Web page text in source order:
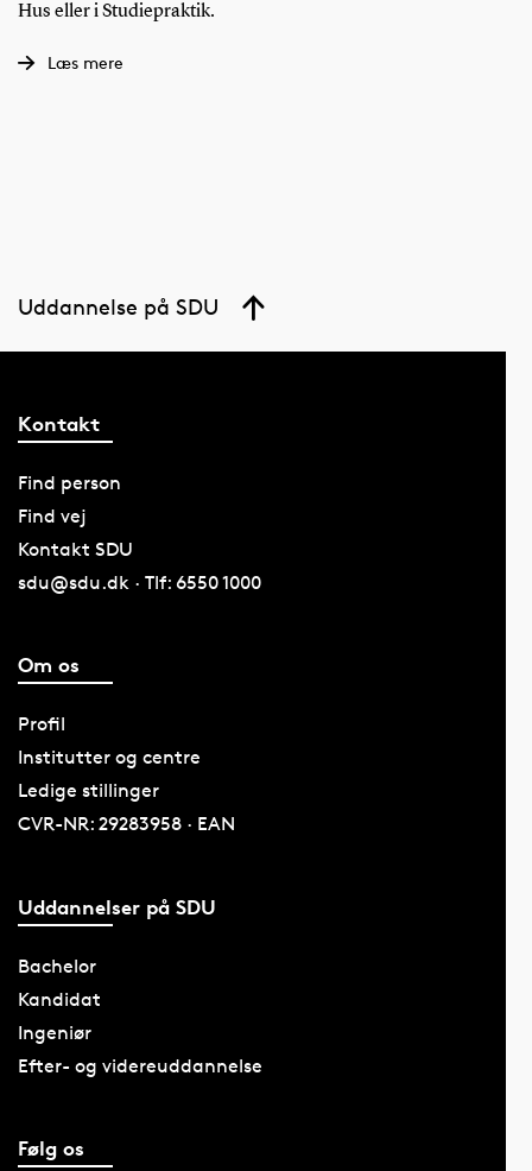
Hus eller i Studiepraktik.
Læs mere
Uddannelse på SDU
Kontakt
Find person
Find vej
Kontakt SDU
sdu@sdu.dk · Tlf: 6550 1000
Om os
Profil
Institutter og centre
Ledige stillinger
CVR-NR: 29283958 · EAN
Uddannelser på SDU
Bachelor
Kandidat
Ingeniør
Efter- og videreuddannelse
Følg os